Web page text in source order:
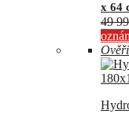
x 64
49